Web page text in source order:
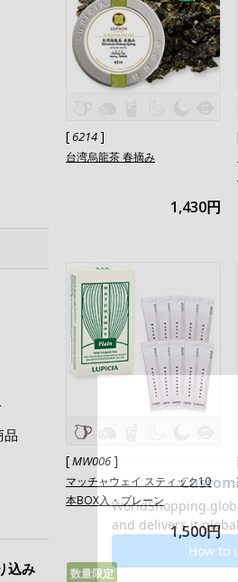
[6214]
台湾烏龍茶 春摘み
1,430円
[MW006]
マッチャウェイ スティック10
本BOX入・プレーン
1,500円
数量限定
品
込み